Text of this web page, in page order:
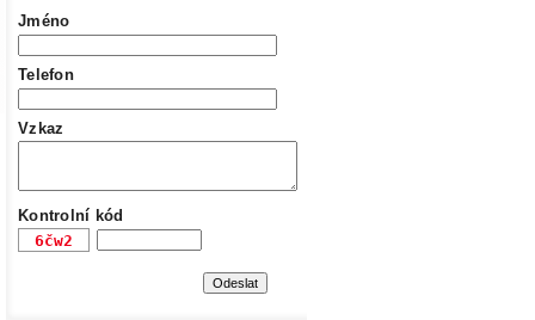
Jméno
Telefon
Vzkaz
Kontrolní kód